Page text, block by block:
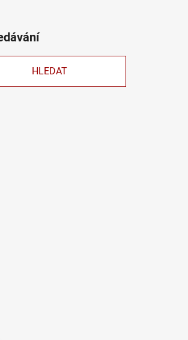
HLEDAT